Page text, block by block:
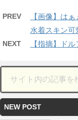
PREV
【画像】は
水着スキン可
NEXT 【指摘】ド
NEW POST